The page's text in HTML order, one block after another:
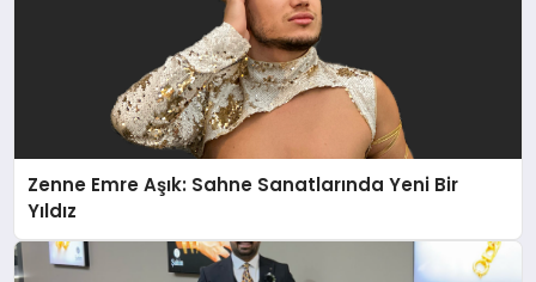
Zenne Emre Aşık: Sahne Sanatlarında Yeni Bir
Yıldız